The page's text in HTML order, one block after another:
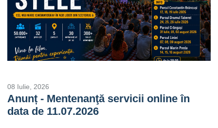
08 Iulie, 2026
Anunț - Mentenanţă servicii online în
data de 11.07.2026